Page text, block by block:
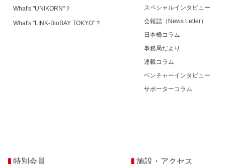
What's "UNIKORN"？
What's "LINK-BioBAY TOKYO"？
スペシャルインタビュー
会報誌（News Letter）
日本橋コラム
事務局だより
連載コラム
ベンチャーインタビュー
サポーターコラム
特別会員 施設・アクセス